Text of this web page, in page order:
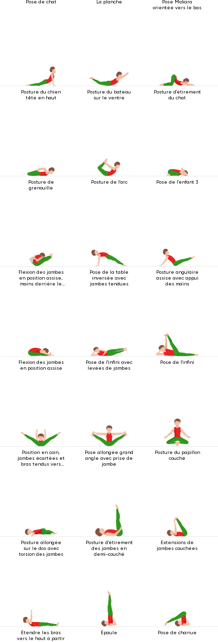
Pose de chat La planche
Pose Makara
orientée vers le bas
Posture du chien
tête en haut
Posture du bateau
sur le ventre
Posture d'étirement
du chat
Posture de
grenouille
Posture de l'arc Pose de l'enfant 3
Flexion des jambes
en position assise,
mains derrière le
Pose de la table
inversée avec
jambes tendues
Posture angulaire
assise avec appui
des mains
Flexion des jambes
en position assise
Pose de l'infini avec
levées de jambes
Pose de l'infini
Position en coin,
jambes écartées et
bras tendus vers
Pose allongée grand
angle avec prise de
jambe
Posture du papillon
couché
Posture allongée
sur le dos avec
torsion des jambes
Posture d'étirement
des jambes en
demi-couché
Extensions de
jambes couchées
Étendre les bras
vers le haut à partir
Épaule Pose de charrue